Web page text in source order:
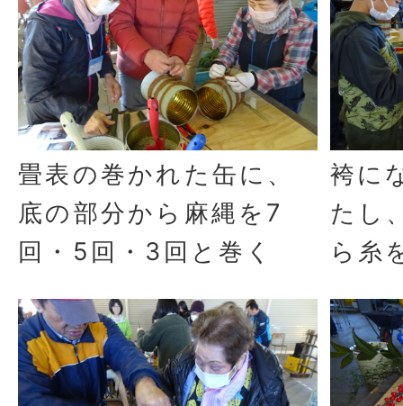
畳表の巻かれた缶に、
底の部分から麻縄を7
回・5回・3回と巻く
袴に
たし
ら糸